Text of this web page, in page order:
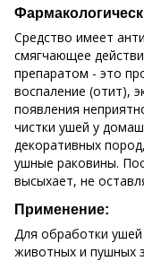
Средство имеет
смягчающее
препаратом - это
воспаление (отит),
появления
чистки ушей у
декоративных
ушные раковины.
высыхает, не
Применение:
Для обработки
животных и пушных